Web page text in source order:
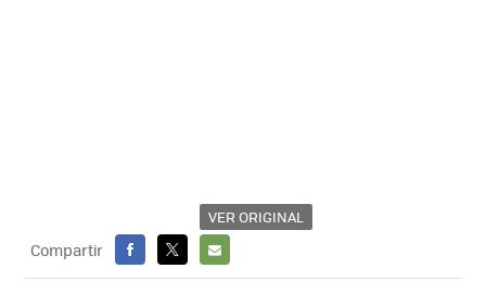
VER ORIGINAL
Compartir
FACEBOOK
X
E-